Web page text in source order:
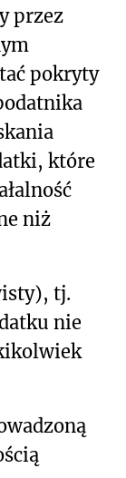
przez
pokryty
które
niż
tj.
nie